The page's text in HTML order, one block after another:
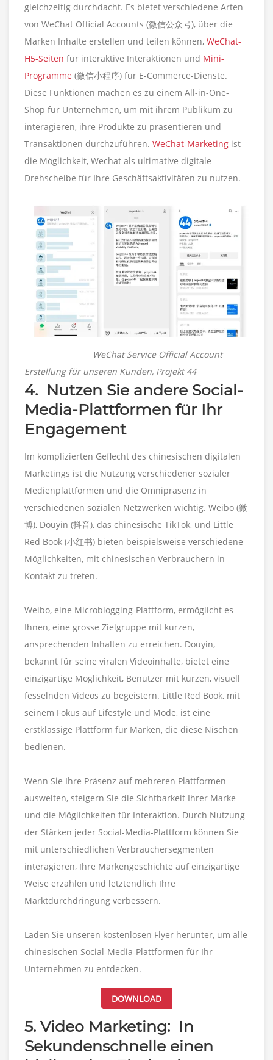
gleichzeitig durchdacht. Es bietet verschiedene Arten
von WeChat Official Accounts (微信公众号), über die
Marken Inhalte erstellen und teilen können, WeChat-
H5-Seiten für interaktive Interaktionen und Mini-
Programme (微信小程序) für E-Commerce-Dienste.
Diese Funktionen machen es zu einem All-in-One-
Shop für Unternehmen, um mit ihrem Publikum zu
interagieren, ihre Produkte zu präsentieren und
Transaktionen durchzuführen. WeChat-Marketing ist
die Möglichkeit, Wechat als ultimative digitale
Drehscheibe für Ihre Geschäftsaktivitäten zu nutzen.
WeChat Service Official Account
Erstellung für unseren Kunden, Projekt 44
4. Nutzen Sie andere Social-
Media-Plattformen für Ihr
Engagement
Im komplizierten Geflecht des chinesischen digitalen
Marketings ist die Nutzung verschiedener sozialer
Medienplattformen und die Omnipräsenz in
verschiedenen sozialen Netzwerken wichtig. Weibo (微
博), Douyin (抖音), das chinesische TikTok, und Little
Red Book (小红书) bieten beispielsweise verschiedene
Möglichkeiten, mit chinesischen Verbrauchern in
Kontakt zu treten.
Weibo, eine Microblogging-Plattform, ermöglicht es
Ihnen, eine grosse Zielgruppe mit kurzen,
ansprechenden Inhalten zu erreichen. Douyin,
bekannt für seine viralen Videoinhalte, bietet eine
einzigartige Möglichkeit, Benutzer mit kurzen, visuell
fesselnden Videos zu begeistern. Little Red Book, mit
seinem Fokus auf Lifestyle und Mode, ist eine
erstklassige Plattform für Marken, die diese Nischen
bedienen.
Wenn Sie Ihre Präsenz auf mehreren Plattformen
ausweiten, steigern Sie die Sichtbarkeit Ihrer Marke
und die Möglichkeiten für Interaktion. Durch Nutzung
der Stärken jeder Social-Media-Plattform können Sie
mit unterschiedlichen Verbrauchersegmenten
interagieren, Ihre Markengeschichte auf einzigartige
Weise erzählen und letztendlich Ihre
Marktdurchdringung verbessern.
Laden Sie unseren kostenlosen Flyer herunter, um alle
chinesischen Social-Media-Plattformen für Ihr
Unternehmen zu entdecken.
DOWNLOAD
5. Video Marketing: In
Sekundenschnelle einen